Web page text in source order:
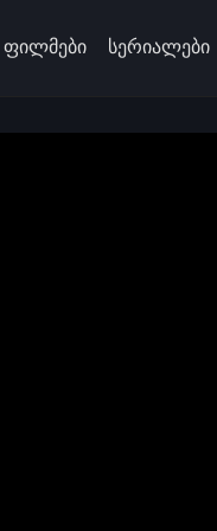
ფილმები სერიალები